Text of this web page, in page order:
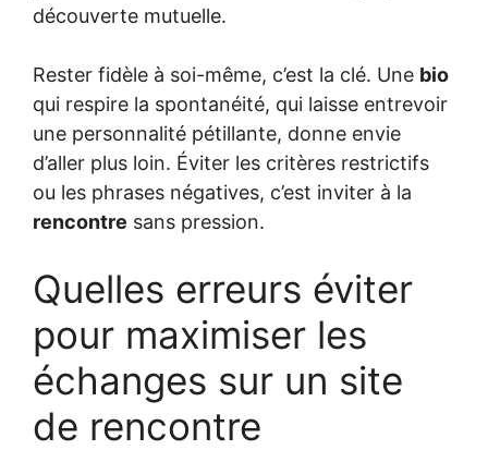
découverte mutuelle.
Rester fidèle à soi-même, c’est la clé. Une bio
qui respire la spontanéité, qui laisse entrevoir
une personnalité pétillante, donne envie
d’aller plus loin. Éviter les critères restrictifs
ou les phrases négatives, c’est inviter à la
rencontre sans pression.
Quelles erreurs éviter
pour maximiser les
échanges sur un site
de rencontre